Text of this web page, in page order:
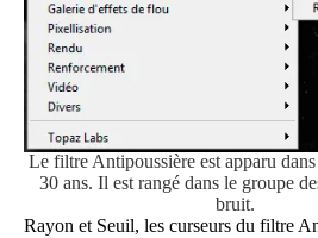
Le filtre Antipoussière est apparu
30 ans. Il est rangé dans le groupe
bruit.
Rayon et Seuil, les curseurs du filtre